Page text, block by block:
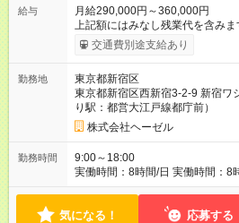
給与
月給290,000円～360,000円
上記額にはみなし残業代を含み
ます。 みなし残業代 39,080円
／月 月給29万円以上（給与は前
します。 ※試用期間6ヶ月間あり
ません） ※試用期間中は契約社
後、正社員としての雇用となり
間分を含みます。 ※通勤交通費
える勤務をした場合は、追加支給いたしま
用期間あり 試用期間の長さ：6ヶ
用時と異なる部分があります。
交通費別途支給あり
勤務地
東京都新宿区
東京都新宿区西新宿3-2-9 新宿ワ
り駅：都営大江戸線都庁前）
株式会社ヘーゼル
勤務時間
9:00～18:00
実働時間：8時間/日 実働時間：8
気になる！ 応募する